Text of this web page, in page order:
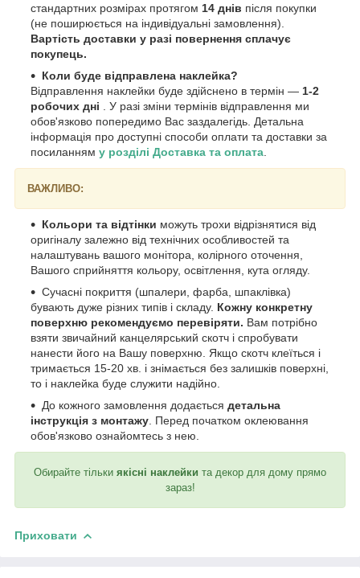
стандартних розмірах протягом 14 днів після покупки
(не поширюється на індивідуальні замовлення).
Вартість доставки у разі повернення сплачує
покупець.
Коли буде відправлена наклейка?
Відправлення наклейки буде здійснено в термін — 1-2
робочих дні . У разі зміни термінів відправлення ми
обов'язково попередимо Вас заздалегідь. Детальна
інформація про доступні способи оплати та доставки за
посиланням у розділі Доставка та оплата
ВАЖЛИВО:
Кольори та відтінки можуть трохи відрізнятися від
оригіналу залежно від технічних особливостей та
налаштувань вашого монітора, колірного оточення,
Вашого сприйняття кольору, освітлення, кута огляду.
Сучасні покриття (шпалери, фарба, шпаклівка)
бувають дуже різних типів і складу. Кожну конкретну
поверхню рекомендуємо перевіряти. Вам потрібно
взяти звичайний канцелярський скотч і спробувати
нанести його на Вашу поверхню. Якщо скотч клеїться і
тримається 15-20 хв. і знімається без залишків поверхні,
то і наклейка буде служити надійно.
До кожного замовлення додається детальна
інструкція з монтажу . Перед початком оклеювання
обов'язково ознайомтесь з нею.
Обирайте тільки якісні наклейки та декор для дому прямо
зараз!
Приховати